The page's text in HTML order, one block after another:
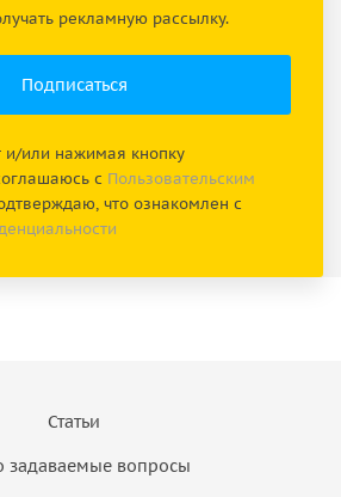
рекламную рассылку.
и/или нажимая кнопку
с Пользовательским
что ознакомлен с
Статьи
задаваемые вопросы